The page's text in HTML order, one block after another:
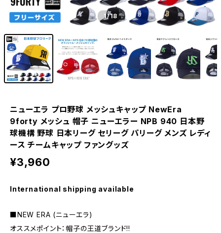
1/18
ニューエラ プロ野球 メッシュキャップ NewEra
9forty メッシュ 帽子 ニューエラー NPB 940 日本野
球機構 野球 日本リーグ セリーグ パリーグ メンズ レディ
ース チームキャップ ファングッズ
¥3,960
International shipping available
■NEW ERA (ニューエラ)
オススメポイント：帽子の王道ブランド!!